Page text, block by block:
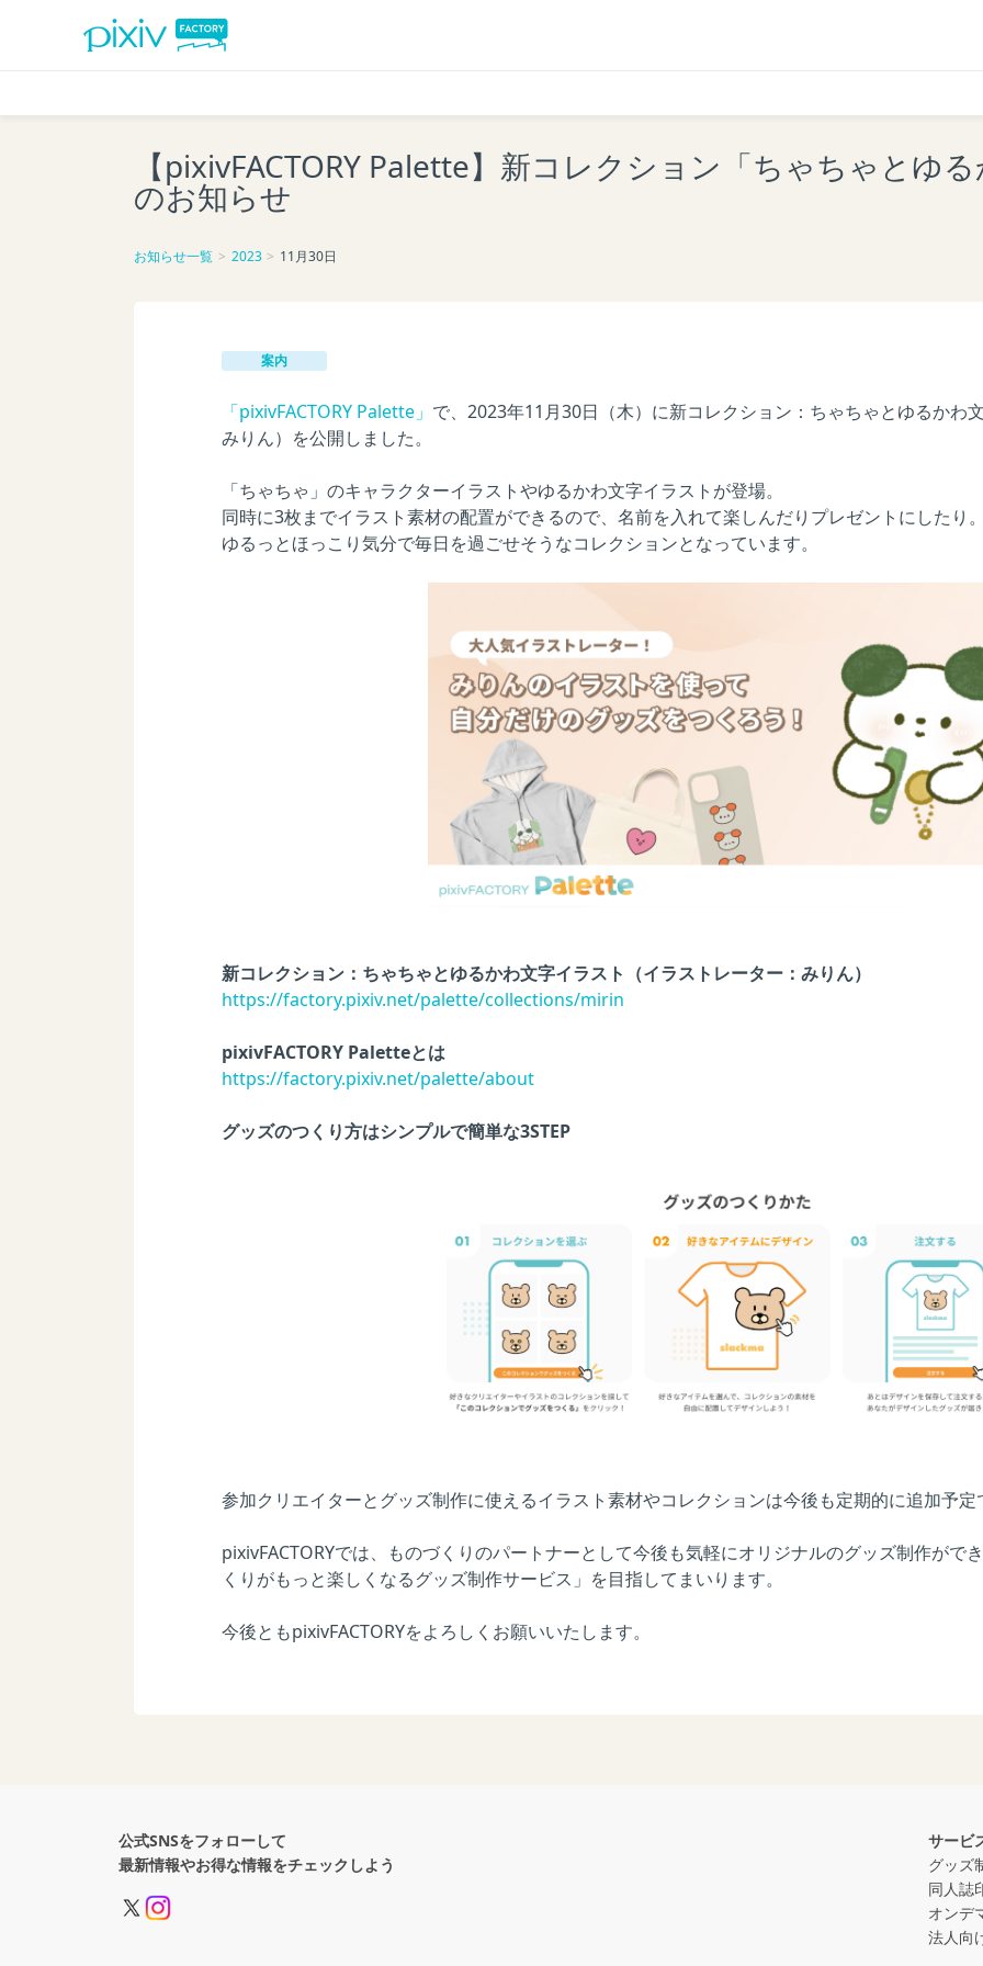
【pixivFACTORY Palette】新コレクション「ちゃちゃとゆ
のお知らせ
お知らせ一覧 2023 11月30日
案内
「pixivFACTORY Palette」 で、2023年11月30日（木）に新コレクション：ちゃちゃとゆるかわ
みりん）を公開しました。
「ちゃちゃ」のキャラクターイラストやゆるかわ文字イラストが登場。
同時に3枚までイラスト素材の配置ができるので、名前を入れて楽しんだりプレゼントにしたり
ゆるっとほっこり気分で毎日を過ごせそうなコレクションとなっています。
新コレクション：ちゃちゃとゆるかわ文字イラスト（イラストレーター：みりん）
https://factory.pixiv.net/palette/collections/mirin
pixivFACTORY Paletteとは
https://factory.pixiv.net/palette/about
グッズのつくり方はシンプルで簡単な3STEP
参加クリエイターとグッズ制作に使えるイラスト素材やコレクションは今後も定期的に追加予定
pixivFACTORYでは、ものづくりのパートナーとして今後も気軽にオリジナルのグッズ制作がで
くりがもっと楽しくなるグッズ制作サービス」を目指してまいります。
今後ともpixivFACTORYをよろしくお願いいたします。
公式SNSをフォローして
最新情報やお得な情報をチェックしよう
サービ
グッズ
同人誌
オンデ
法人向